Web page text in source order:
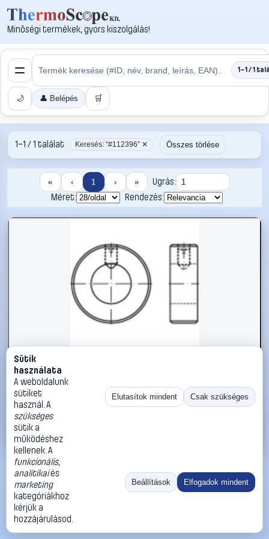
Minőségi termékek, gyors kiszolgálás!
1–1 / 1
🌙 👤 Belépés 🛒
1–1 / 1 találat Keresés: “#112396” ✕ Összes törlése
« ‹ 1 › »
Ugrás:
Méret:
Rendezés:
#112396
Állítógyűrűk M8 DIN 705 Acél 10 db TOOLCRAFT 112396
TOOLCRAFT Biztosítógyűrűk
12 990 Ft
Kosárba
«
Méret:
Rendezés:
©2026
ThermoScope
Cégbemutató
Sütik
használata
A weboldalunk
sütiket
használ. A
szükséges
sütik a
működéshez
kellenek. A
funkcionális,
analitikaiés
marketing
kategóriákhoz
kérjük a
hozzájárulásod.
Elutasítok mindent Csak szükséges
Beállítások Elfogadok mindent